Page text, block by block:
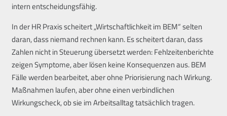
intern entscheidungsfähig.
In der HR Praxis scheitert „Wirtschaftlichkeit im BEM“ selten
daran, dass niemand rechnen kann. Es scheitert daran, dass
Zahlen nicht in Steuerung übersetzt werden: Fehlzeitenberichte
zeigen Symptome, aber lösen keine Konsequenzen aus. BEM
Fälle werden bearbeitet, aber ohne Priorisierung nach Wirkung.
Maßnahmen laufen, aber ohne einen verbindlichen
Wirkungscheck, ob sie im Arbeitsalltag tatsächlich tragen.